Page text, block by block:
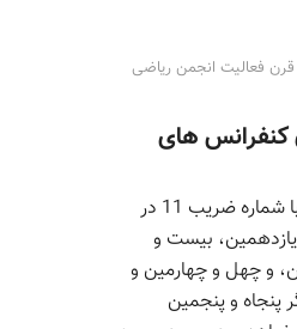
قرن فعالیت انجمن ریاضی
کنفرانس های
کلا کنفرانس‌هایی با شماره ضریب 11 در
بیست و
و چهل و چهارمین و
دیگر پنجاه و پنجمین